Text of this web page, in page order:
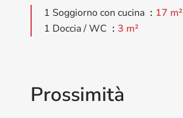
1 Soggiorno con cucina
17 m²
1 Doccia / WC
3 m²
Prossimità